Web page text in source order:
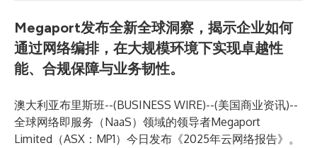
Megaport发布全新全球洞察，揭示企业如何
通过网络编排，在大规模环境下实现卓越性
能、合规保障与业务韧性。
澳大利亚布里斯班--(BUSINESS WIRE)--(美国商业资讯)--
全球网络即服务（NaaS）领域的领导者Megaport
Limited（ASX：MP1）今日发布 《2025年云网络报告》 。